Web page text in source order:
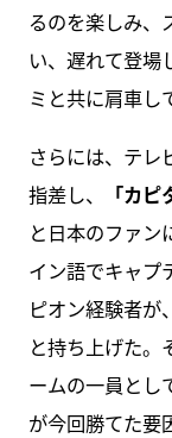
るのを楽しみ、
い、遅れて登場
ミと共に肩車し
さらには、テレ
指差し、
「カ
と日本のファン
イン語でキャプ
ピオン経験者が
と持ち上げた。
ームの一員とし
が今回勝てた要